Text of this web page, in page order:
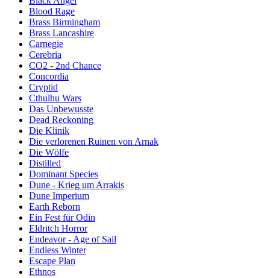
Blood Rage
Brass Birmingham
Brass Lancashire
Carnegie
Cerebria
CO2 - 2nd Chance
Concordia
Cryptid
Cthulhu Wars
Das Unbewusste
Dead Reckoning
Die Klinik
Die verlorenen Ruinen von Arnak
Die Wölfe
Distilled
Dominant Species
Dune - Krieg um Arrakis
Dune Imperium
Earth Reborn
Ein Fest für Odin
Eldritch Horror
Endeavor - Age of Sail
Endless Winter
Escape Plan
Ethnos